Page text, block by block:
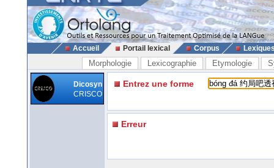
Accueil Portail lexical Corpus
Morphologie Lexicographie Etymologie
Dicosyn
CRISCO
Entrez une forme
Erreur